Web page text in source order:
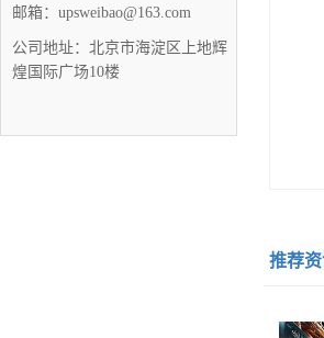
推荐
邮箱： upsweibao@163.com
公司地址： 北京市海淀区上地辉
煌国际广场10楼